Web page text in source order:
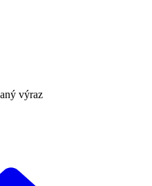
výraz